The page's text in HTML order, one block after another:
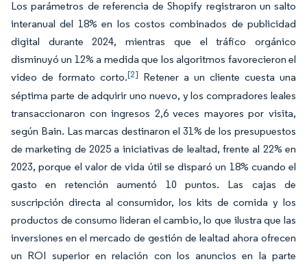
Los parámetros de referencia de Shopify registraron un salto
interanual del 18% en los costos combinados de publicidad
digital durante 2024, mientras que el tráfico orgánico
disminuyó un 12% a medida que los algoritmos favorecieron el
video de formato corto.[2] Retener a un cliente cuesta una
séptima parte de adquirir uno nuevo, y los compradores leales
transaccionaron con ingresos 2,6 veces mayores por visita,
según Bain. Las marcas destinaron el 31% de los presupuestos
de marketing de 2025 a iniciativas de lealtad, frente al 22% en
2023, porque el valor de vida útil se disparó un 18% cuando el
gasto en retención aumentó 10 puntos. Las cajas de
suscripción directa al consumidor, los kits de comida y los
productos de consumo lideran el cambio, lo que ilustra que las
inversiones en el mercado de gestión de lealtad ahora ofrecen
un ROI superior en relación con los anuncios en la parte